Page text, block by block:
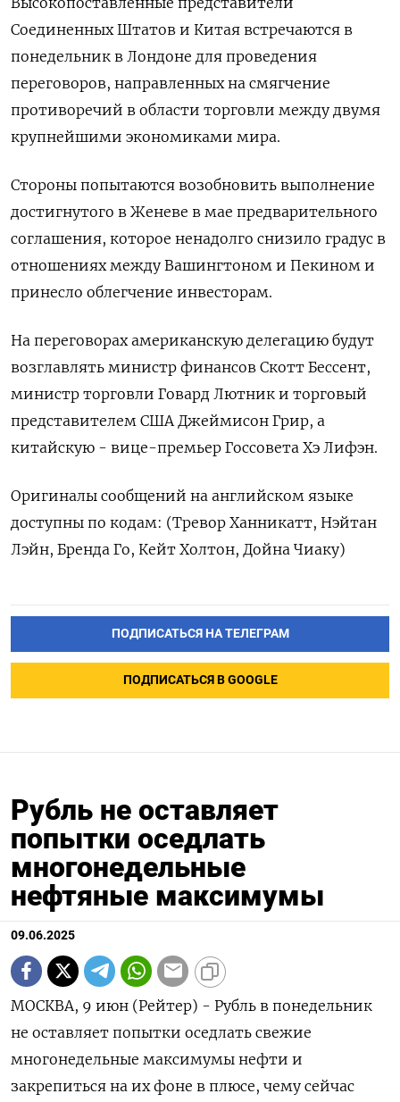
Соединенных Штатов и Китая встречаются в
понедельник в Лондоне для проведения
переговоров, направленных на смягчение
противоречий в области торговли между двумя
крупнейшими экономиками мира.
Стороны попытаются возобновить выполнение
достигнутого в Женеве в мае предварительного
соглашения, которое ненадолго снизило градус в
отношениях между Вашингтоном и Пекином и
принесло облегчение инвесторам.
На переговорах американскую делегацию будут
возглавлять министр финансов Скотт Бессент,
министр торговли Говард Лютник и торговый
представителем США Джеймисон Грир, а
китайскую - вице-премьер Госсовета Хэ Лифэн.
Оригиналы сообщений на английском языке
доступны по кодам: (Тревор Ханникатт, Нэйтан
Лэйн, Бренда Го, Кейт Холтон, Дойна Чиаку)
ПОДПИСАТЬСЯ НА ТЕЛЕГРАМ
ПОДПИСАТЬСЯ В GOOGLE
Рубль не оставляет
попытки оседлать
многонедельные
нефтяные максимумы
09.06.2025
МОСКВА, 9 июн (Рейтер) - Рубль в понедельник
не оставляет попытки оседлать свежие
многонедельные максимумы нефти и
закрепиться на их фоне в плюсе, чему сейчас